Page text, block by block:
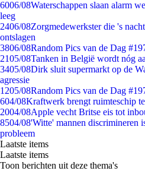
6006/08Waterschappen slaan alarm
leeg
2406/08Zorgmedewerkster die 's
ontslagen
3806/08Random Pics van de Dag
2105/08Tanken in België wordt nóg
3405/08Dirk sluit supermarkt op de
agressie
1205/08Random Pics van de Dag
604/08Kraftwerk brengt ruimteschip
2004/08Apple vecht Britse eis tot
8504/08'Witte' mannen discrimineren
probleem
Laatste items
Laatste items
Toon berichten uit deze thema's